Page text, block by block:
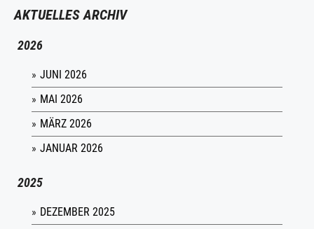
AKTUELLES ARCHIV
2026
JUNI 2026
MAI 2026
MÄRZ 2026
JANUAR 2026
2025
DEZEMBER 2025